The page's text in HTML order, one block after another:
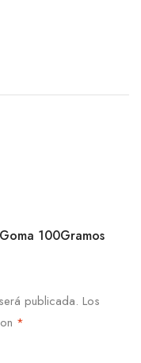
100Gramos
publicada. Los
*